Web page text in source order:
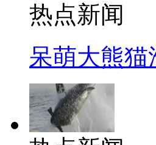
热点新闻
呆萌大熊猫